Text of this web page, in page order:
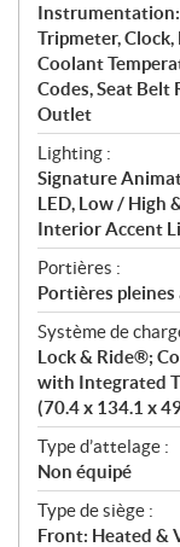
Instrumentation:
Tripmeter,
Coolant
Codes, Seat Belt
Outlet
Lighting :
Signature
LED, Low / High
Interior Accent
Portières :
Portières
Système de
Lock & Ride®;
with Integrated
(70.4 x 134.1 x
Type d’attelage :
Non équipé
Type de siège :
Front: Heated &